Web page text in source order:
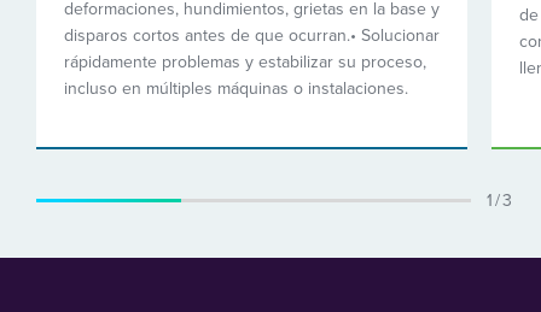
deformaciones, hundimientos, grietas en la base y
disparos cortos antes de que ocurran.• Solucionar
rápidamente problemas y estabilizar su proceso,
incluso en múltiples máquinas o instalaciones.
1 / 3